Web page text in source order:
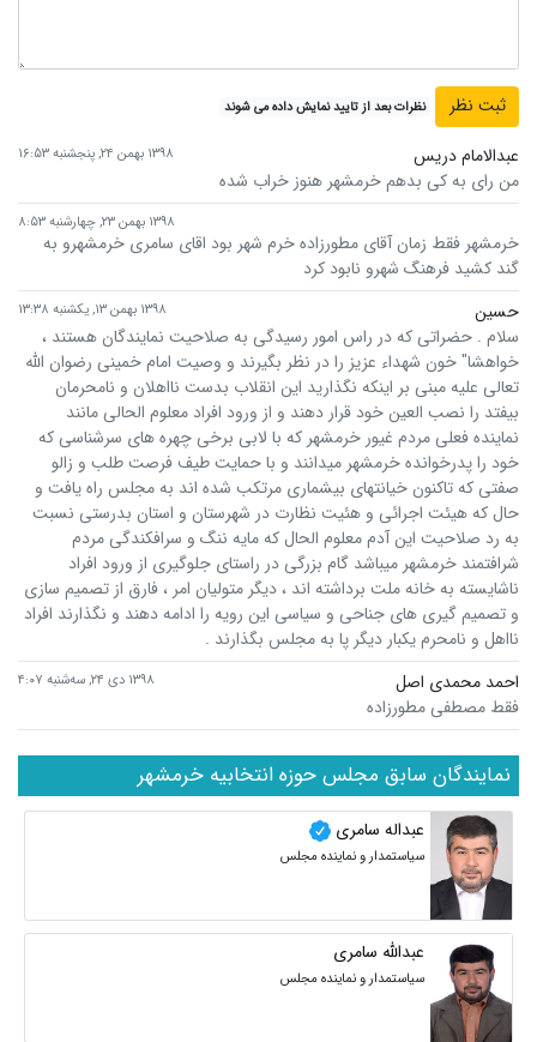
نظرات بعد از تایید نمایش داده می شوند
عبدالامام دریس ۱۳۹۸ بهمن ۲۴, پنجشنبه ۱۶:۵۳
من رای به کی بدهم خرمشهر هنوز خراب شده
۱۳۹۸ بهمن ۲۳, چهارشنبه ۸:۵۳
خرمشهر فقط زمان آقای مطورزاده خرم شهر بود اقای سامری خرمشهرو به
گند کشید فرهنگ شهرو نابود کرد
حسین
۱۳۹۸ بهمن ۱۳, یکشنبه ۱۳:۳۸
سلام . حضراتی که در راس امور رسیدگی به صلاحیت نمایندگان هستند ،
خواهشا" خون شهداء عزیز را در نظر بگیرند و وصیت امام خمینی رضوان الله
تعالی علیه مبنی بر اینکه نگذارید این انقلاب بدست نااهلان و نامحرمان
بیفتد را نصب العین خود قرار دهند و از ورود افراد معلوم الحالی مانند
نماینده فعلی مردم غیور خرمشهر که با لابی برخی چهره های سرشناسی که
خود را پدرخوانده خرمشهر میدانند و با حمایت طیف فرصت طلب و زالو
صفتی که تاکنون خیانتهای بیشماری مرتکب شده اند به مجلس راه یافت و
حال که هیئت اجرائی و هئیت نظارت در شهرستان و استان بدرستی نسبت
به رد صلاحیت این آدم معلوم الحال که مایه ننگ و سرافکندگی مردم
شرافتمند خرمشهر میباشد گام بزرگی در راستای جلوگیری از ورود افراد
ناشایسته به خانه ملت برداشته اند ، دیگر متولیان امر ، فارق از تصمیم سازی
و تصمیم گیری های جناحی و سیاسی این رویه را ادامه دهند و نگذارند افراد
نااهل و نامحرم یکبار دیگر پا به مجلس بگذارند .
احمد محمدی اصل
۱۳۹۸ دی ۲۴, سه‌شنبه ۴:۰۷
فقط مصطفی مطورزاده
نمایندگان سابق مجلس حوزه انتخابیه خرمشهر
عبداله سامری
سیاستمدار و نماینده مجلس
عبدالله سامری
سیاستمدار و نماینده مجلس